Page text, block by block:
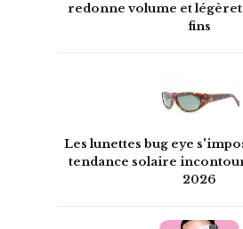
redonne volume et
fins
Les lunettes bug eye
tendance solaire
2026